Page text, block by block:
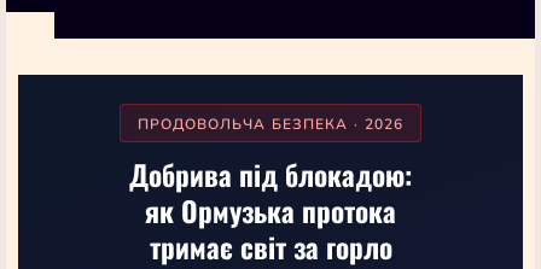
ПРОДОВОЛЬЧА БЕЗПЕКА · 2026
Добрива під блокадою:
як Ормузька протока
тримає світ за горло